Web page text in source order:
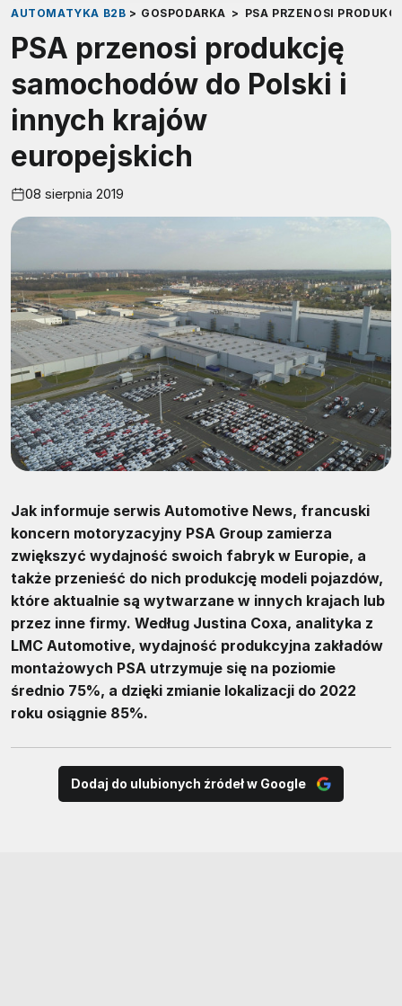
AUTOMATYKA B2B > GOSPODARKA > PSA PRZENOSI
PSA przenosi produkcję
samochodów do Polski i
innych krajów
europejskich
08 sierpnia 2019
Jak informuje serwis Automotive News, francuski
koncern motoryzacyjny PSA Group zamierza
zwiększyć wydajność swoich fabryk w Europie, a
także przenieść do nich produkcję modeli pojazdów,
które aktualnie są wytwarzane w innych krajach lub
przez inne firmy. Według Justina Coxa, analityka z
LMC Automotive, wydajność produkcyjna zakładów
montażowych PSA utrzymuje się na poziomie
średnio 75%, a dzięki zmianie lokalizacji do 2022
roku osiągnie 85%.
Dodaj do ulubionych źródeł w Google